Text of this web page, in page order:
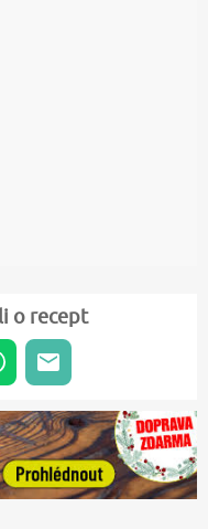
o recept